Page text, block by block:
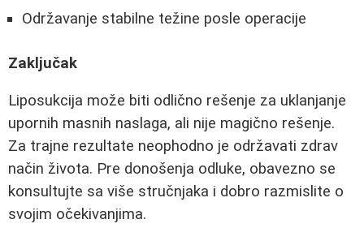
Održavanje stabilne težine posle operacije
Zaključak
Liposukcija može biti odlično rešenje za uklanjanje
upornih masnih naslaga, ali nije magično rešenje.
Za trajne rezultate neophodno je održavati zdrav
način života. Pre donošenja odluke, obavezno se
konsultujte sa više stručnjaka i dobro razmislite o
svojim očekivanjima.